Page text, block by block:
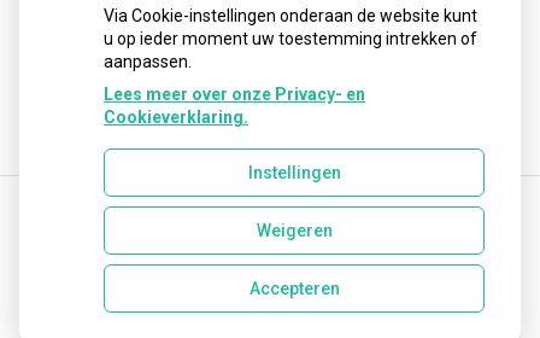
ziek maken
Uw Zorg Online |Beheer
info@lisseseapotheek.nl
Cookie-instellingen
Via Cookie-instellingen onderaan de website kunt
u op ieder moment uw toestemming intrekken of
aanpassen.
Lees meer over onze Privacy- en
Cookieverklaring.
Instellingen
Weigeren
Accepteren